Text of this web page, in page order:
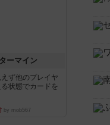
ーマイン
ず他のプレイヤ
状態でカードを
by mob567